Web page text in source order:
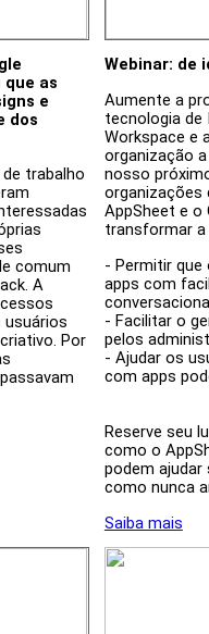
as
e
dos
trabalho
comum
A
Por
Webinar: de
Aumente a
tecnologia de
Workspace e
organização
nosso
organizações
AppSheet e o
transformar
- Permitir que
apps com
- Facilitar o
pelos
- Ajudar os
com apps
Reserve seu
como o
podem ajudar
como nunca
Saiba mais